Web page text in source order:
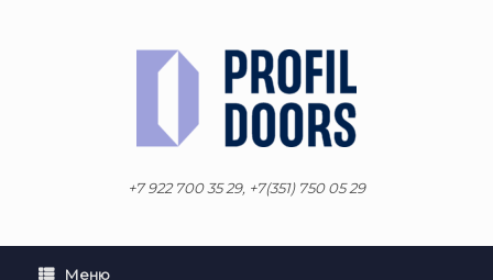
+7 922 700 35 29, +7(351) 750 05 29
Меню